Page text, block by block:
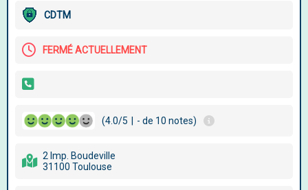
CDTM
FERMÉ ACTUELLEMENT
(4.0/5 - de 10 notes)
2 Imp. Boudeville
31100 Toulouse